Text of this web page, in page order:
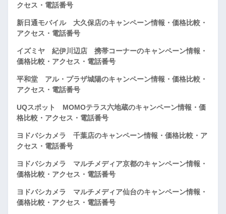
クセス・電話番号
新日通モバイル 大久保店のキャンペーン情報・価格比較・
アクセス・電話番号
イズミヤ 紀伊川辺店 携帯コーナーのキャンペーン情報・
価格比較・アクセス・電話番号
平和堂 アル・プラザ城陽のキャンペーン情報・価格比較・
アクセス・電話番号
UQスポット MOMOテラス六地蔵のキャンペーン情報・価
格比較・アクセス・電話番号
ヨドバシカメラ 千葉店のキャンペーン情報・価格比較・ア
クセス・電話番号
ヨドバシカメラ マルチメディア京都のキャンペーン情報・
価格比較・アクセス・電話番号
ヨドバシカメラ マルチメディア仙台のキャンペーン情報・
価格比較・アクセス・電話番号